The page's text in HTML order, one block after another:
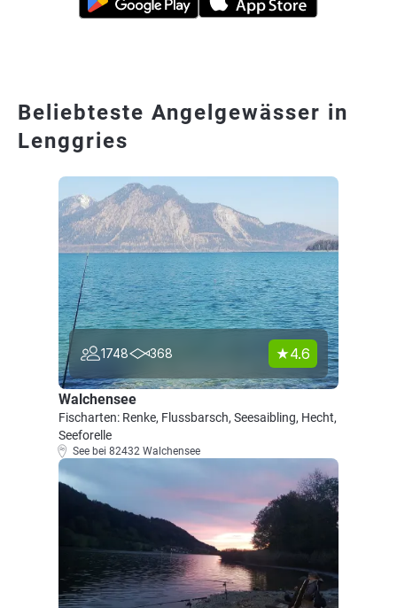
Beliebteste Angelgewässer in
Lenggries
1748 368 4.6
Walchensee
Fischarten: Renke, Flussbarsch, Seesaibling, Hecht,
Seeforelle
See bei 82432 Walchensee